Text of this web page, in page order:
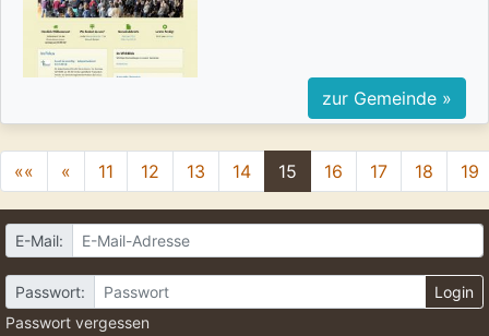
zur Gemeinde »
«« « 11 12 13 14 15 16 17 18 19
E-Mail:
Passwort:
Login
Passwort vergessen